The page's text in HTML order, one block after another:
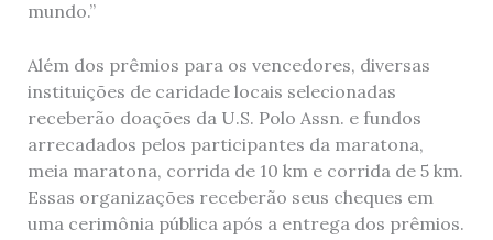
mundo.”
Além dos prêmios para os vencedores, diversas
instituições de caridade locais selecionadas
receberão doações da U.S. Polo Assn. e fundos
arrecadados pelos participantes da maratona,
meia maratona, corrida de 10 km e corrida de 5 km.
Essas organizações receberão seus cheques em
uma cerimônia pública após a entrega dos prêmios.